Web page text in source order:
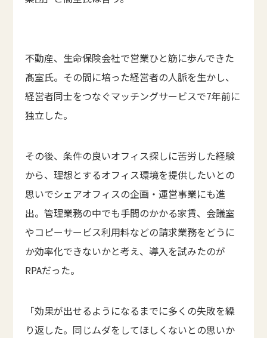
不動産、生命保険会社で営業ひと筋に歩んできた
髙室氏。その間に培った経営者の人脈を生かし、
経営者同士をつなぐマッチングサービスで7年前に
独立した。
その後、条件の良いオフィス探しに苦労した経験
から、理想とするオフィス環境を提供したいとの
思いでシェアオフィスの企画・運営事業にも進
出。管理業務の中でも手間のかかる家賃、会議室
やコピーサービス利用料などの請求業務をどうに
か効率化できないかと考え、導入を試みたのが
RPAだった。
「効果が出せるようになるまでに多くの失敗を繰
り返した。同じムダをしてほしくないとの思いか